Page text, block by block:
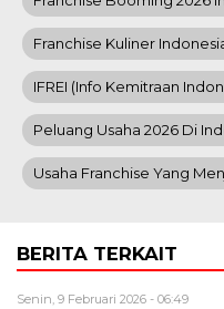
Franchise Kuliner
IFREI (info Kemitraan
Peluang Usaha 2026 Di
Usaha Franchise Yang
BERITA TERKAIT
Senin, 9 Februari 2026 - 06:49